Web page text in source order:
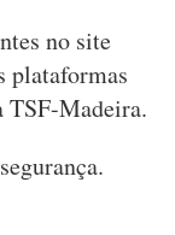
no site
plataformas
Madeira.